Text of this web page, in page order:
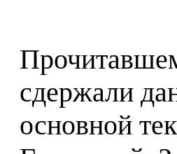
сдержали
основной